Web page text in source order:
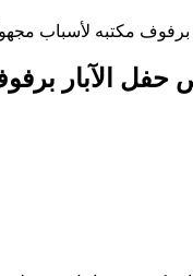
مكتبه لأسباب
الآبار